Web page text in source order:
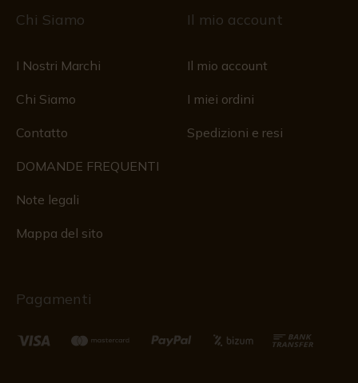
Chi Siamo
I Nostri Marchi
Chi Siamo
Contatto
DOMANDE FREQUENTI
Note legali
Mappa del sito
Il mio account
Il mio account
I miei ordini
Spedizioni e resi
Pagamenti